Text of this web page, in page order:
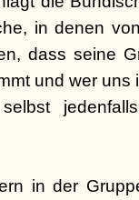
in denen
dass seine
und wer
selbst
in der